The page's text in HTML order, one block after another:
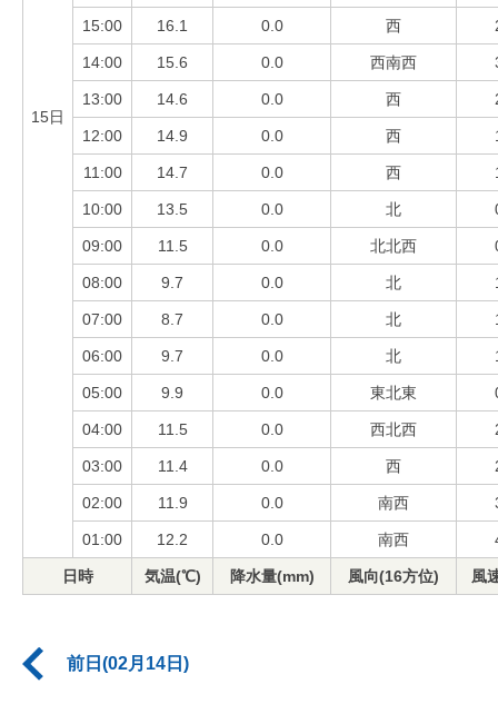
15日
15:00 16.1 0.0 西
14:00 15.6 0.0 西南西
13:00 14.6 0.0 西
12:00 14.9 0.0 西
11:00 14.7 0.0 西
10:00 13.5 0.0 北
09:00 11.5 0.0 北北西
08:00 9.7 0.0 北
07:00 8.7 0.0 北
06:00 9.7 0.0 北
05:00 9.9 0.0 東北東
04:00 11.5 0.0 西北西
03:00 11.4 0.0 西
02:00 11.9 0.0 南西
01:00 12.2 0.0 南西
日時 気温(℃) 降水量(mm) 風向(16方位) 風
前日(02月14日)